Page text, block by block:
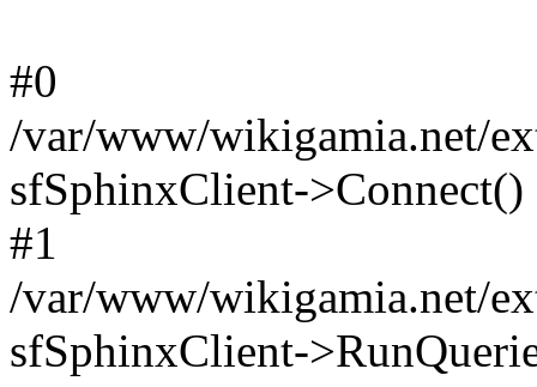
#0
/var/www/wikigamia.net/
sfSphinxClient->Connect()
#1
/var/www/wikigamia.net/
sfSphinxClient-